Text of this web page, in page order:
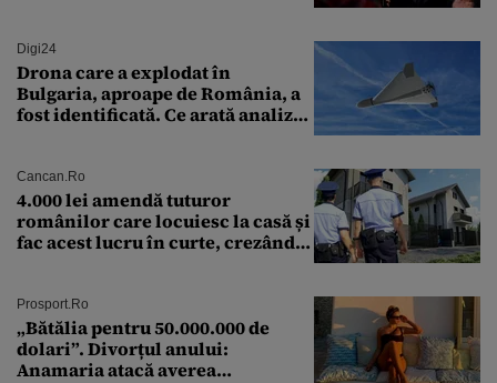
Digi24
Drona care a explodat în
Bulgaria, aproape de România, a
fost identificată. Ce arată analiza
Cancan.ro
4.000 lei amendă tuturor
românilor care locuiesc la casă și
fac acest lucru în curte, crezând
Prosport.ro
„Bătălia pentru 50.000.000 de
dolari”. Divorțul anului:
Anamaria atacă averea